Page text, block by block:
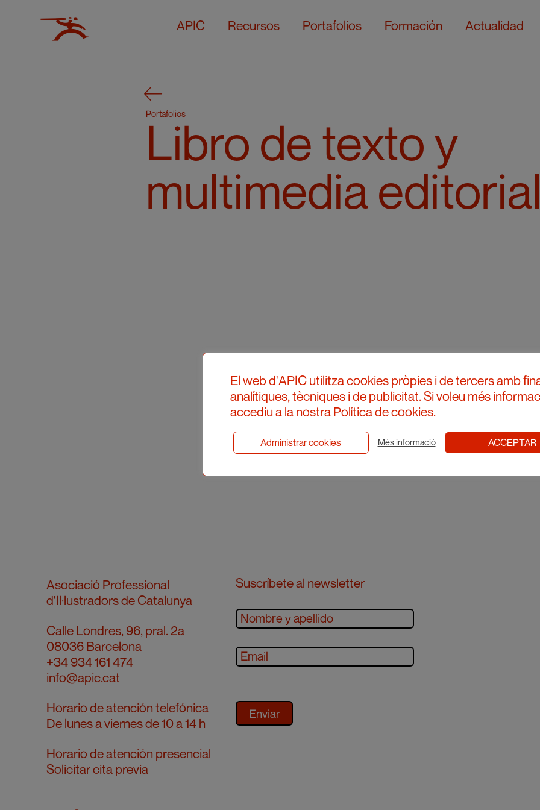
APIC Recursos Portafolios Formación Actualidad
Portafolios
Libro de texto y
multimedia editorial
Asociació Professional
d'Il·lustradors de Catalunya
Calle Londres, 96, pral. 2a
08036 Barcelona
+34 934 161 474
info@apic.cat
Horario de atención telefónica
De lunes a viernes de 10 a 14 h
Horario de atención presencial
Solicitar cita previa
Suscríbete al newsletter
El web d'APIC utilitza cookies pròpies i de tercers amb
analítiques, tècniques i de publicitat. Si voleu més
accediu a la nostra Política de cookies.
Administrar cookies Més informació ACCEPTAR